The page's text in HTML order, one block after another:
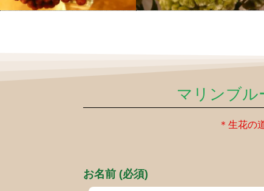
マリンブル
＊生花の
お名前 (必須)